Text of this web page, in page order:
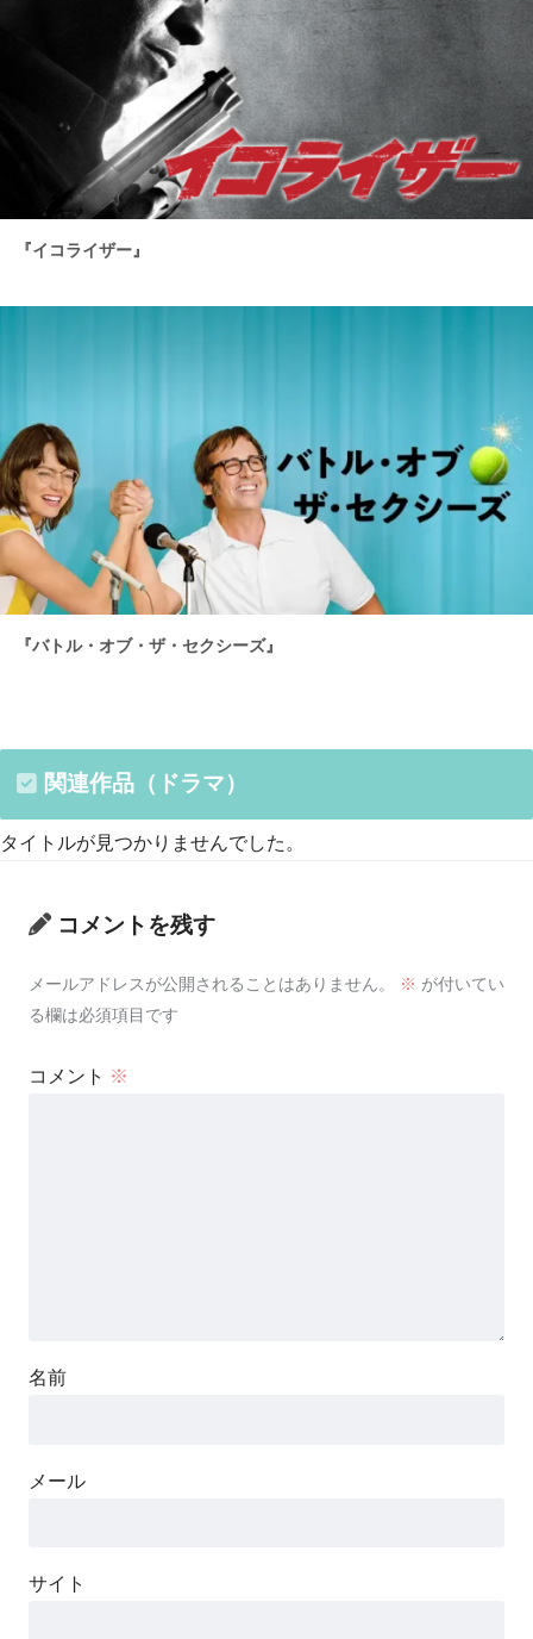
『イコライザー』
『バトル・オブ・ザ・セクシーズ』
関連作品（ドラマ）
タイトルが見つかりませんでした。
コメントを残す
メールアドレスが公開されることはありません。 ※ が付いてい
る欄は必須項目です
コメント ※
名前
メール
サイト